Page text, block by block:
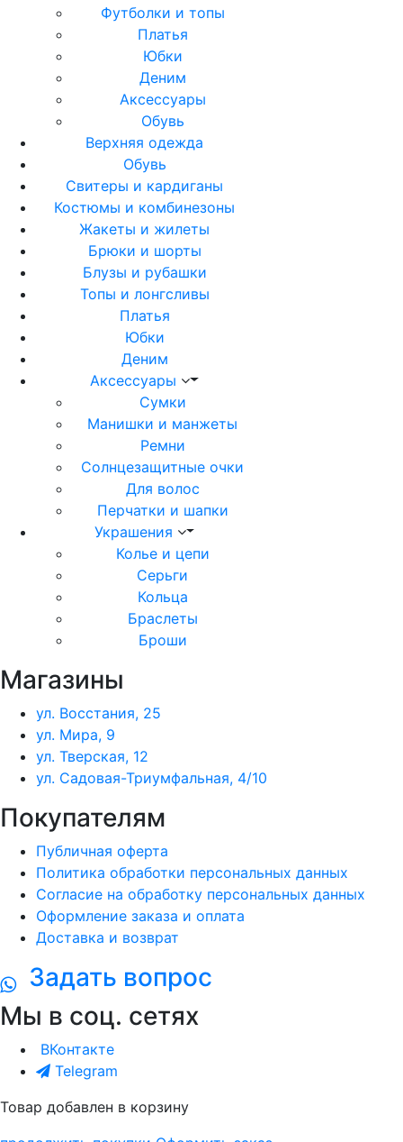
Футболки и топы
Платья
Юбки
Деним
Аксессуары
Обувь
Верхняя одежда
Обувь
Свитеры и кардиганы
Костюмы и комбинезоны
Жакеты и жилеты
Брюки и шорты
Блузы и рубашки
Топы и лонгсливы
Платья
Юбки
Деним
Аксессуары
Сумки
Манишки и манжеты
Ремни
Солнцезащитные очки
Для волос
Перчатки и шапки
Украшения
Колье и цепи
Серьги
Кольца
Браслеты
Броши
Магазины
ул. Восстания, 25
ул. Мира, 9
ул. Тверская, 12
ул. Садовая-Триумфальная, 4/10
Покупателям
Публичная оферта
Политика обработки персональных данных
Согласие на обработку персональных данных
Оформление заказа и оплата
Доставка и возврат
Задать вопрос
Мы в соц. сетях
ВКонтакте
Telegram
Товар добавлен в корзину